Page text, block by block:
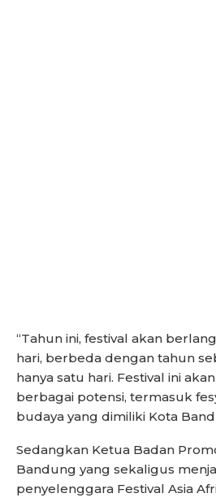
“Tahun ini, festival akan
hari, berbeda dengan tahun
hanya satu hari. Festival ini
berbagai potensi, termasuk
budaya yang dimiliki Kota
Sedangkan Ketua Badan
Bandung yang sekaligus
penyelenggara Festival Asia